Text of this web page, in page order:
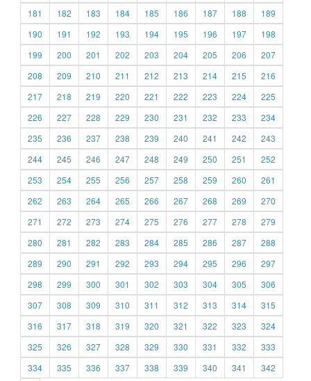
181
182 183 184 185 186 187 188
189
190
191 192 193 194 195 196 197
198
199
200 201 202 203 204 205 206
207
208
209 210 211 212 213 214 215
216
217
218 219 220 221 222 223 224
225
226
227 228 229 230 231 232 233
234
235
236 237 238 239 240 241 242
243
244
245 246 247 248 249 250 251
252
253
254 255 256 257 258 259 260
261
262
263 264 265 266 267 268 269
270
271
272 273 274 275 276 277 278
279
280
281 282 283 284 285 286 287
288
289
290 291 292 293 294 295 296
297
298
299 300 301 302 303 304 305
306
307
308 309 310 311 312 313 314
315
316
317 318 319 320 321 322 323
324
325
326 327 328 329 330 331 332
333
334
335 336 337 338 339 340 341 342